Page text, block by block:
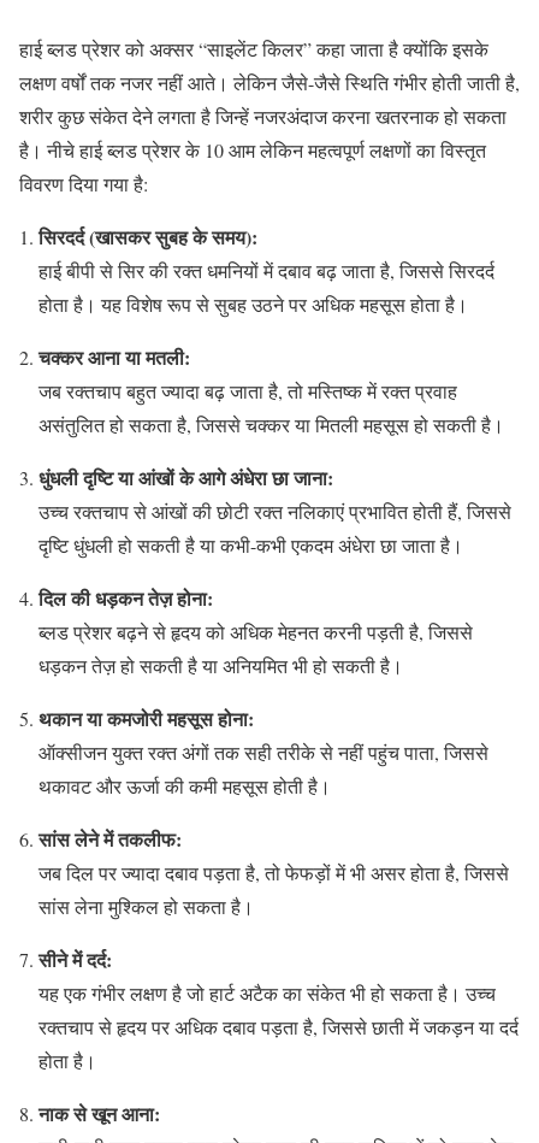
हाई ब्लड प्रेशर को अक्सर “साइलेंट किलर” कहा जाता है क्योंकि इसके
लक्षण वर्षों तक नजर नहीं आते। लेकिन जैसे-जैसे स्थिति गंभीर होती जाती है,
शरीर कुछ संकेत देने लगता है जिन्हें नजरअंदाज करना खतरनाक हो सकता
है। नीचे हाई ब्लड प्रेशर के 10 आम लेकिन महत्वपूर्ण लक्षणों का विस्तृत
विवरण दिया गया है:
सिरदर्द (खासकर सुबह के समय):
हाई बीपी से सिर की रक्त धमनियों में दबाव बढ़ जाता है, जिससे सिरदर्द
होता है। यह विशेष रूप से सुबह उठने पर अधिक महसूस होता है।
चक्कर आना या मतली:
जब रक्तचाप बहुत ज्यादा बढ़ जाता है, तो मस्तिष्क में रक्त प्रवाह
असंतुलित हो सकता है, जिससे चक्कर या मितली महसूस हो सकती है।
धुंधली दृष्टि या आंखों के आगे अंधेरा छा जाना:
उच्च रक्तचाप से आंखों की छोटी रक्त नलिकाएं प्रभावित होती हैं, जिससे
दृष्टि धुंधली हो सकती है या कभी-कभी एकदम अंधेरा छा जाता है।
दिल की धड़कन तेज़ होना:
ब्लड प्रेशर बढ़ने से हृदय को अधिक मेहनत करनी पड़ती है, जिससे
धड़कन तेज़ हो सकती है या अनियमित भी हो सकती है।
थकान या कमजोरी महसूस होना:
ऑक्सीजन युक्त रक्त अंगों तक सही तरीके से नहीं पहुंच पाता, जिससे
थकावट और ऊर्जा की कमी महसूस होती है।
सांस लेने में तकलीफ:
जब दिल पर ज्यादा दबाव पड़ता है, तो फेफड़ों में भी असर होता है, जिससे
सांस लेना मुश्किल हो सकता है।
सीने में दर्द:
यह एक गंभीर लक्षण है जो हार्ट अटैक का संकेत भी हो सकता है। उच्च
रक्तचाप से हृदय पर अधिक दबाव पड़ता है, जिससे छाती में जकड़न या दर्द
होता है।
नाक से खून आना: